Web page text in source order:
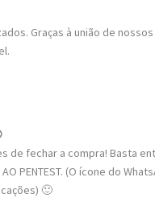
Graças à união de
de fechar a compra! Basta
PENTEST. (O ícone do
🙂